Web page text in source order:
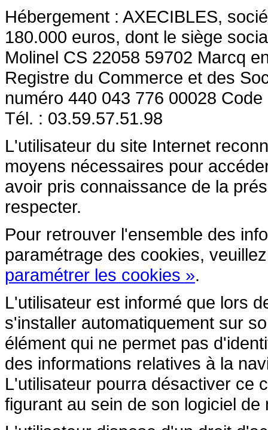
Hébergement : AXECIBLES,
180.000 euros, dont le siège
Molinel CS 22058 59702 Marcq
Registre du Commerce et des
numéro 440 043 776 00028
Tél. : 03.59.57.51.98
L'utilisateur du site Internet
moyens nécessaires pour
avoir pris connaissance de la
respecter.
Pour retrouver l'ensemble des
paramétrage des cookies,
paramétrer les cookies ».
L'utilisateur est informé que lors
s'installer automatiquement sur
élément qui ne permet pas
des informations relatives à la
L'utilisateur pourra désactiver ce
figurant au sein de son logiciel de